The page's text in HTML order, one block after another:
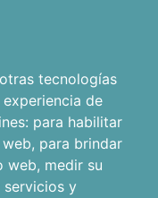
tecnologías
de
para habilitar
, para brindar
web, medir su
servicios y